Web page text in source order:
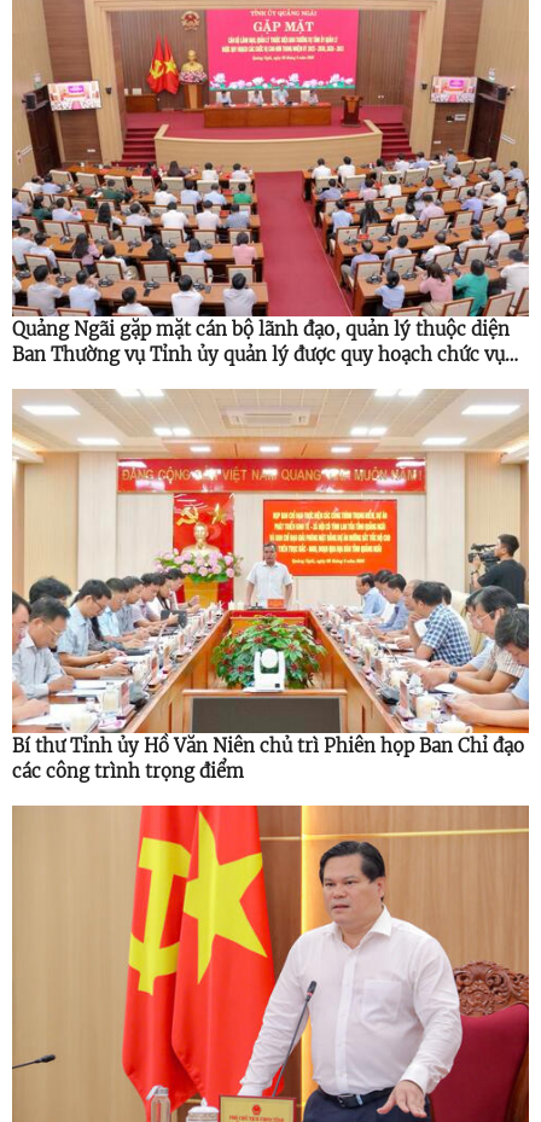
Quảng Ngãi gặp mặt cán bộ lãnh đạo, quản lý thuộc diện
Ban Thường vụ Tỉnh ủy quản lý được quy hoạch chức vụ
Bí thư Tỉnh ủy Hồ Văn Niên chủ trì Phiên họp Ban Chỉ đạo
các công trình trọng điểm